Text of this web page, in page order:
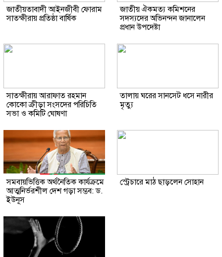
জাতীয়তাবাদী আইনজীবী ফোরাম
সাতক্ষীরায় প্রতিষ্ঠা বার্ষিক
জাতীয় ঐকমত্য কমিশনের
সদস্যদের অভিনন্দন জানালেন
প্রধান উপদেষ্টা
সাতক্ষীরায় আরাফাত রহমান
কোকো ক্রীড়া সংসদের পরিচিতি
সভা ও কমিটি ঘোষণা
তালায় ঘরের সানসেট ধসে নারীর
মৃত্যু
সমবায়ভিত্তিক অর্থনৈতিক কার্যক্রমে
আত্মনির্ভরশীল দেশ গড়া সম্ভব: ড.
ইউনূস
স্ট্রেচারে মাঠ ছাড়লেন সোহান